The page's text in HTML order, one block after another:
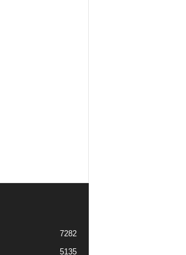
7282
5135